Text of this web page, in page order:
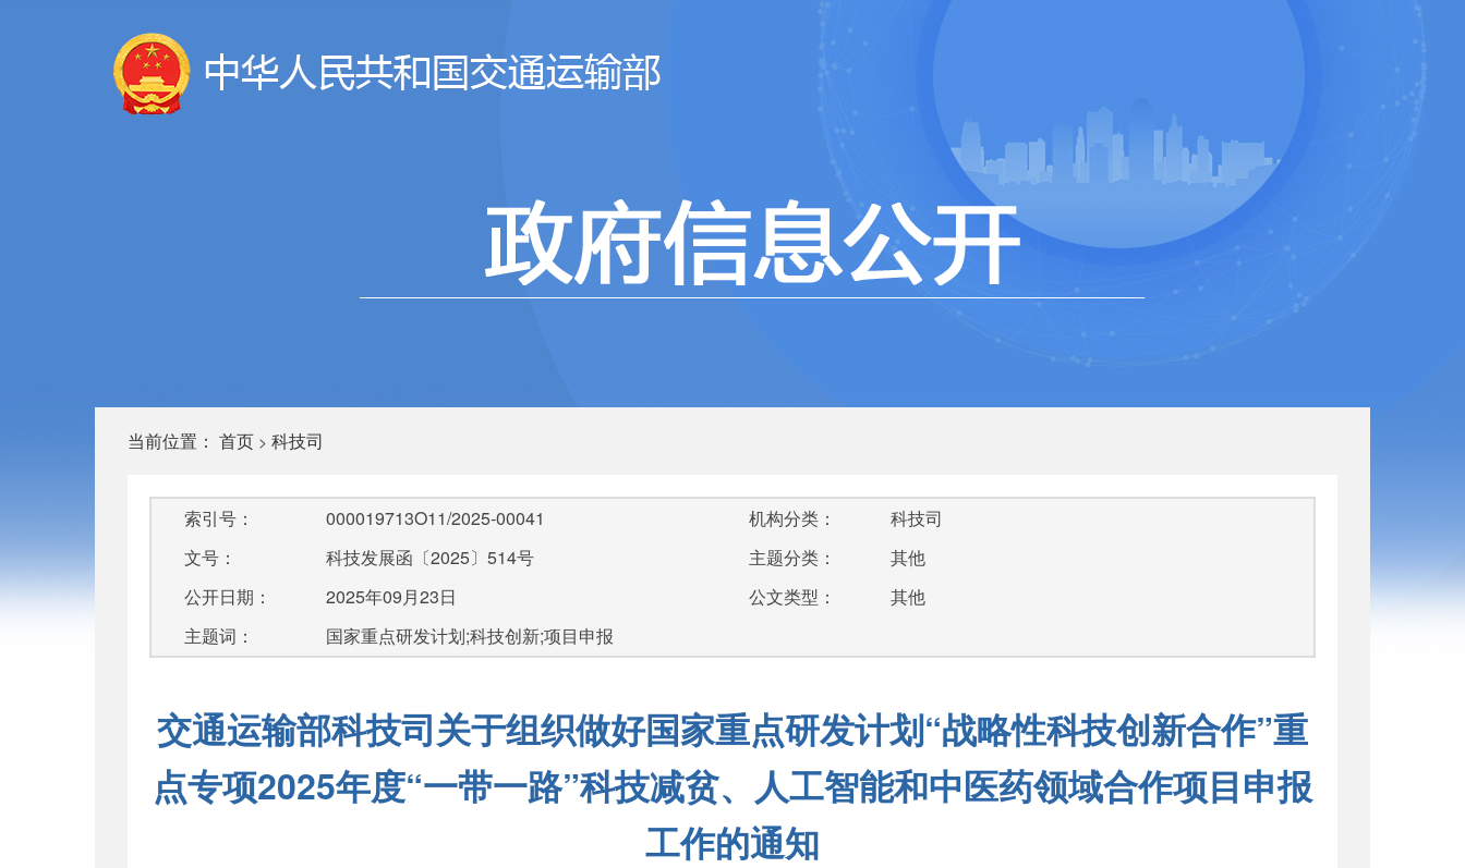
当前位置： 首页 > 科技司
索引号：
000019713O11/2025-00041
文号：
科技发展函〔2025〕514号
公开日期：
2025年09月23日
主题词：
国家重点研发计划;科技创新;项目申报
机构分类：
科技司
主题分类：
其他
公文类型：
其他
交通运输部科技司关于组织做好国家重点研发计划“战略性科技创新合作”重
点专项2025年度“一带一路”科技减贫、人工智能和中医药领域合作项目申报
工作的通知